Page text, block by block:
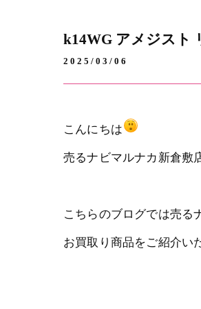
k14WG アメジス
2025/03/06
こんにちは
売るナビマルナカ新倉敷
こちらのブログでは売る
お買取り商品をご紹介い